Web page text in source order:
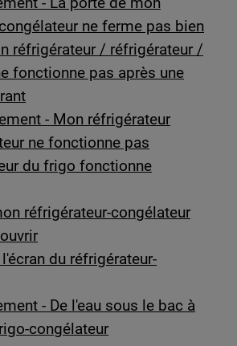
ne ferme pas bien
réfrigérateur / réfrigérateur /
fonctionne pas après une
- Mon réfrigérateur
ne fonctionne pas
du frigo fonctionne
réfrigérateur-congélateur
du réfrigérateur-
- De l'eau sous le bac à
congélateur